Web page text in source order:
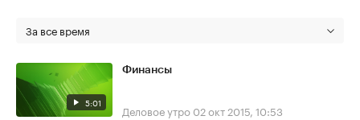
За все время
5:01
Финансы
Деловое утро 02 окт 2015, 10:53